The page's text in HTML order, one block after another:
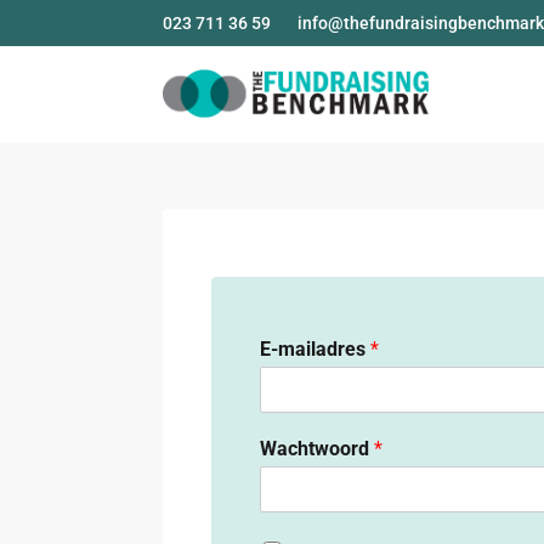
023 711 36 59
E-mailadres*
Wachtwoord*